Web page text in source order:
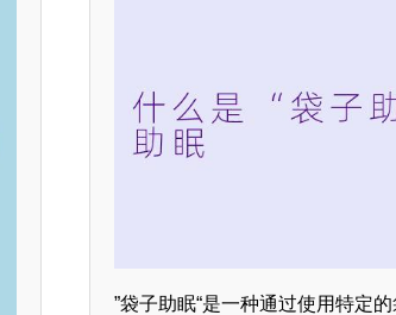
”袋子助眠“是一种通过使用特定